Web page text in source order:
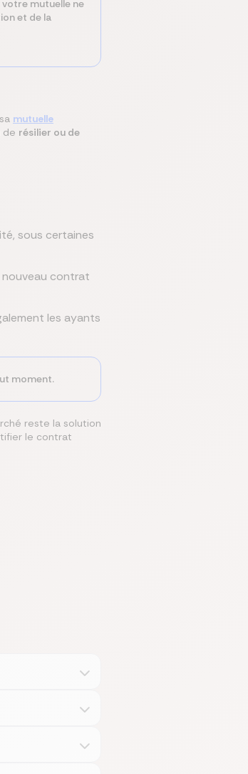
votre mutuelle ne
et de la
mutuelle
de résilier ou de
sous certaines
nouveau contrat
les ayants
moment.
reste la solution
le contrat